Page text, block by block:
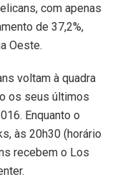
com apenas
de 37,2%,
Oeste.
voltam à quadra
os seus últimos
Enquanto o
às 20h30 (horário
recebem o Los